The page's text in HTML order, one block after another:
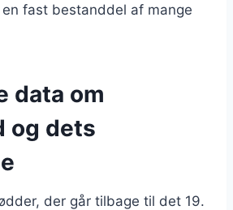
fast bestanddel af mange
data om
og dets
der går tilbage til det 19.